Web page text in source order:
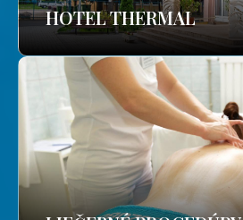
HOTEL THERMAL